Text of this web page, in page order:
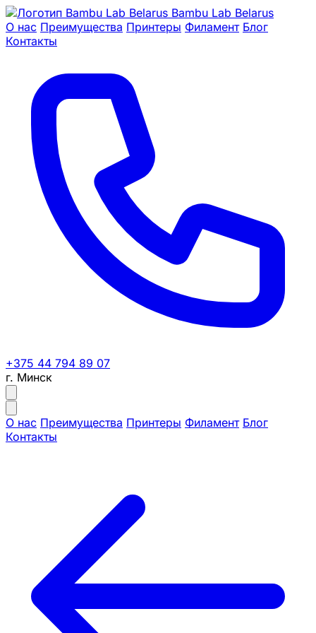
Bambu Lab Belarus
О нас Преимущества Принтеры Филамент Блог
Контакты
+375 44 794 89 07
г. Минск
О нас Преимущества Принтеры Филамент Блог
Контакты